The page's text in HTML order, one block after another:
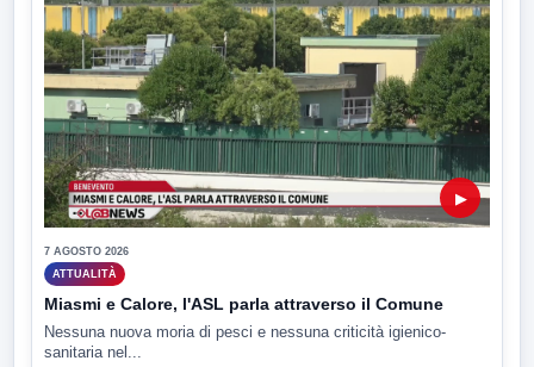
▶
7 AGOSTO 2026
ATTUALITÀ
Miasmi e Calore, l'ASL parla attraverso il Comune
Nessuna nuova moria di pesci e nessuna criticità igienico-
sanitaria nel...